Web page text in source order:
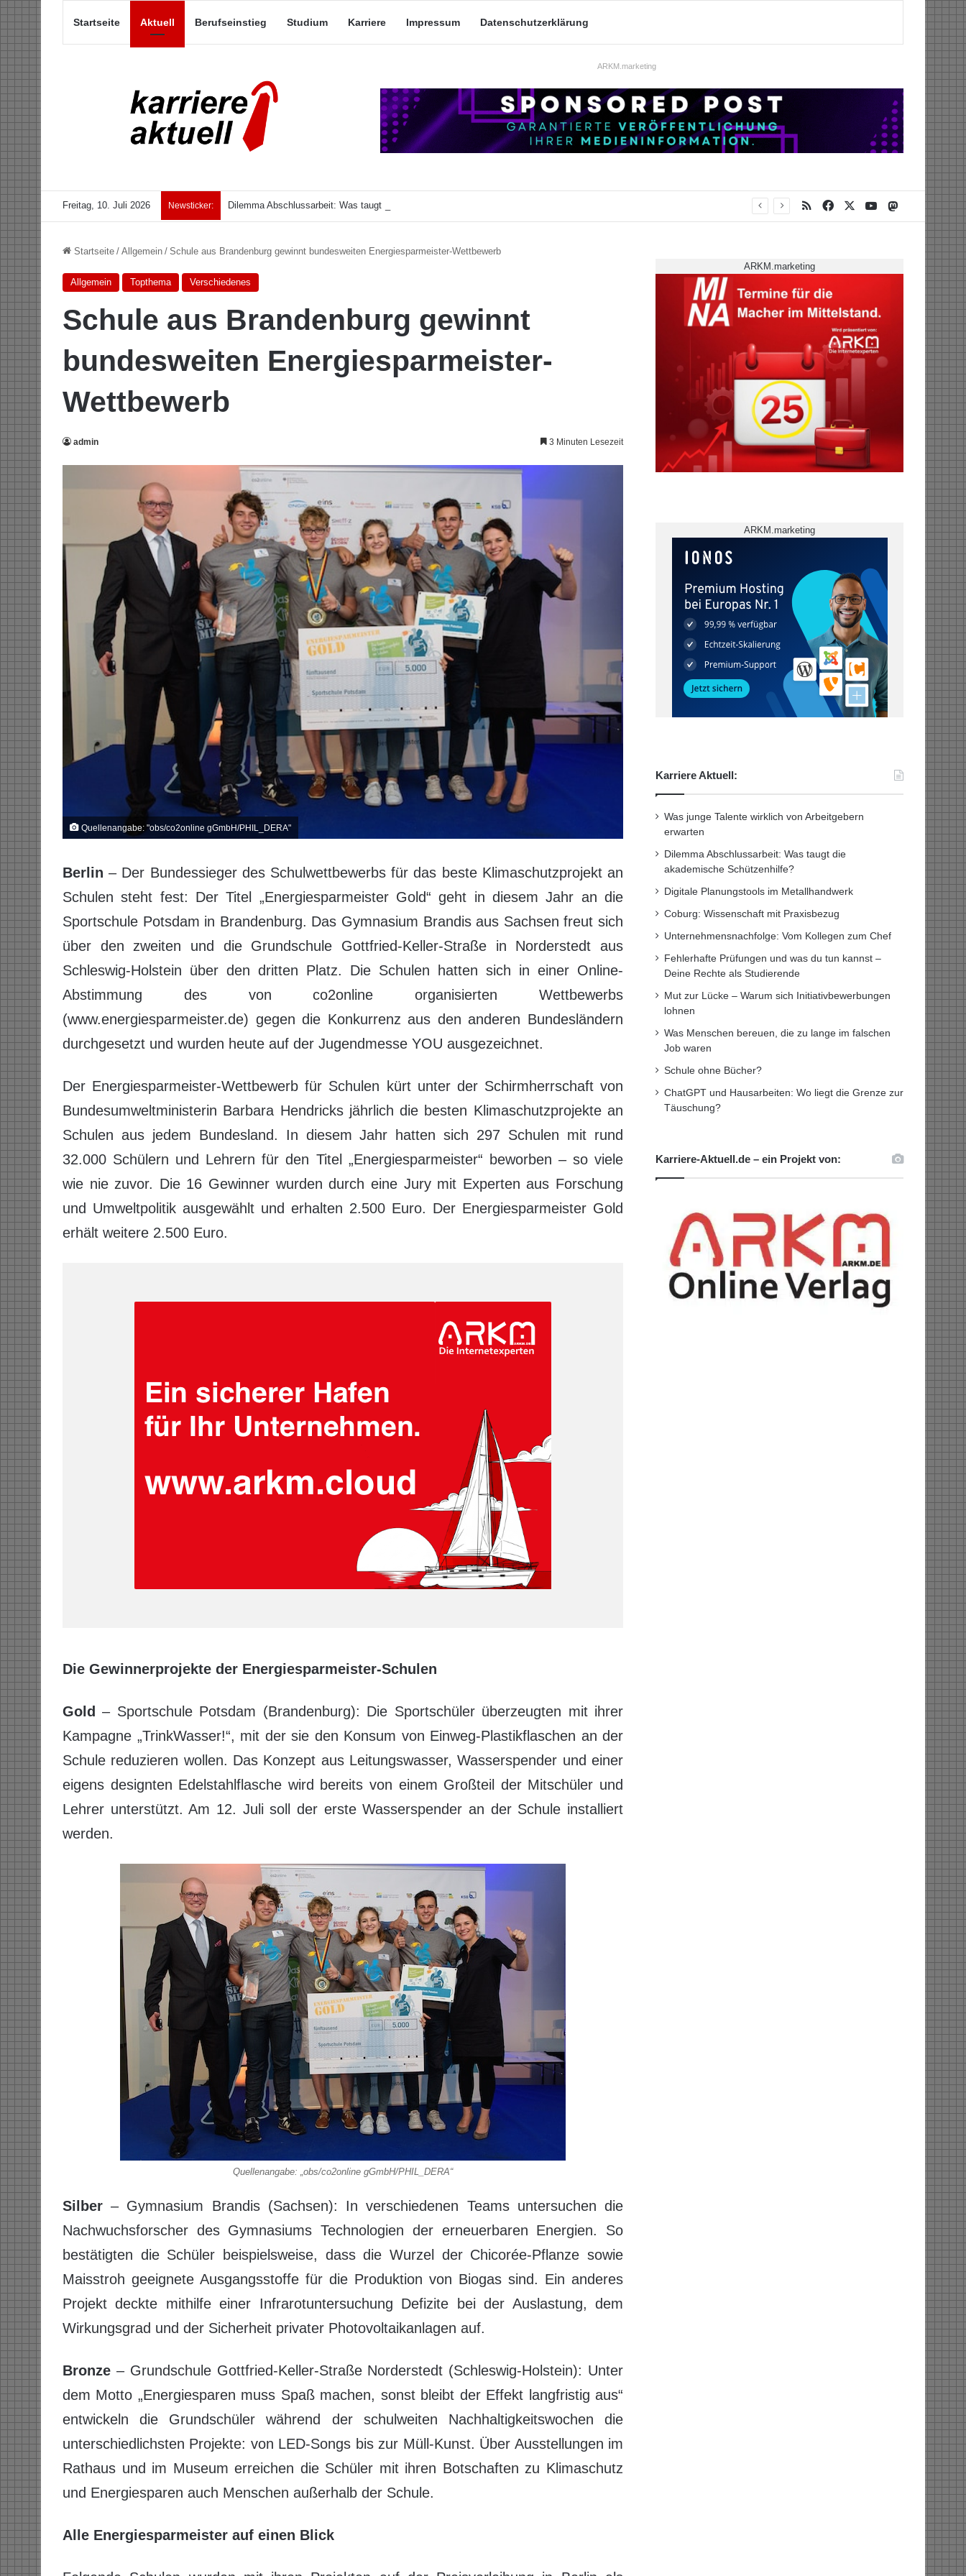
Startseite Aktuell Berufseinstieg Studium Karriere Impressum Datenschutzerklärung
ARKM.marketing
Freitag, 10. Juli 2026 Newsticker: Dilemma Abschlussarbeit: Was taugt die akademische Schützenhilfe? RSS Facebook YouTubeMastodon
Startseite / Allgemein / Schule aus Brandenburg gewinnt bundesweiten Energiesparmeister-Wettbewerb
Allgemein Topthema Verschiedenes
Schule aus Brandenburg gewinnt
bundesweiten Energiesparmeister-
Wettbewerb
admin 3 Minuten Lesezeit
Quellenangabe: "obs/co2online gGmbH/PHIL_DERA"
Berlin– Der Bundessieger des Schulwettbewerbs für das beste Klimaschutzprojekt an
Schulen steht fest: Der Titel „Energiesparmeister Gold“ geht in diesem Jahr an die
Sportschule Potsdam in Brandenburg. Das Gymnasium Brandis aus Sachsen freut sich
über den zweiten und die Grundschule Gottfried-Keller-Straße in Norderstedt aus
Schleswig-Holstein über den dritten Platz. Die Schulen hatten sich in einer Online-
Abstimmung des von co2online organisierten Wettbewerbs
(www.energiesparmeister.de) gegen die Konkurrenz aus den anderen Bundesländern
durchgesetzt und wurden heute auf der Jugendmesse YOU ausgezeichnet.
Der Energiesparmeister-Wettbewerb für Schulen kürt unter der Schirmherrschaft von
Bundesumweltministerin Barbara Hendricks jährlich die besten Klimaschutzprojekte an
Schulen aus jedem Bundesland. In diesem Jahr hatten sich 297 Schulen mit rund
32.000 Schülern und Lehrern für den Titel „Energiesparmeister“ beworben – so viele
wie nie zuvor. Die 16 Gewinner wurden durch eine Jury mit Experten aus Forschung
und Umweltpolitik ausgewählt und erhalten 2.500 Euro. Der Energiesparmeister Gold
erhält weitere 2.500 Euro.
Die Gewinnerprojekte der Energiesparmeister-Schulen
Gold – Sportschule Potsdam (Brandenburg): Die Sportschüler überzeugten mit ihrer
Kampagne „TrinkWasser!“, mit der sie den Konsum von Einweg-Plastikflaschen an der
Schule reduzieren wollen. Das Konzept aus Leitungswasser, Wasserspender und einer
eigens designten Edelstahlflasche wird bereits von einem Großteil der Mitschüler und
Lehrer unterstützt. Am 12. Juli soll der erste Wasserspender an der Schule installiert
werden.
Quellenangabe: „obs/co2online gGmbH/PHIL_DERA“
Silber – Gymnasium Brandis (Sachsen): In verschiedenen Teams untersuchen die
Nachwuchsforscher des Gymnasiums Technologien der erneuerbaren Energien. So
bestätigten die Schüler beispielsweise, dass die Wurzel der Chicorée-Pflanze sowie
Maisstroh geeignete Ausgangsstoffe für die Produktion von Biogas sind. Ein anderes
Projekt deckte mithilfe einer Infrarotuntersuchung Defizite bei der Auslastung, dem
Wirkungsgrad und der Sicherheit privater Photovoltaikanlagen auf.
Bronze – Grundschule Gottfried-Keller-Straße Norderstedt (Schleswig-Holstein): Unter
dem Motto „Energiesparen muss Spaß machen, sonst bleibt der Effekt langfristig aus“
entwickeln die Grundschüler während der schulweiten Nachhaltigkeitswochen die
unterschiedlichsten Projekte: von LED-Songs bis zur Müll-Kunst. Über Ausstellungen im
Rathaus und im Museum erreichen die Schüler mit ihren Botschaften zu Klimaschutz
und Energiesparen auch Menschen außerhalb der Schule.
Alle Energiesparmeister auf einen Blick
ARKM.marketing
ARKM.marketing
Karriere Aktuell:
Was junge Talente wirklich von Arbeitgebern
erwarten
Dilemma Abschlussarbeit: Was taugt die
akademische Schützenhilfe?
Digitale Planungstools im Metallhandwerk
Coburg: Wissenschaft mit Praxisbezug
Unternehmensnachfolge: Vom Kollegen zum Chef
Fehlerhafte Prüfungen und was du tun kannst –
Deine Rechte als Studierende
Mut zur Lücke – Warum sich Initiativbewerbungen
lohnen
Was Menschen bereuen, die zu lange im falschen
Job waren
Schule ohne Bücher?
ChatGPT und Hausarbeiten: Wo liegt die Grenze zur
Täuschung?
Karriere-Aktuell.de – ein Projekt von: